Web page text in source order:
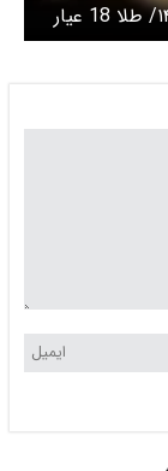
قیمت سکه و طلا امروز دوشنبه ۱۱ خرداد ۱۴۰۵/ طلا 18 عیار